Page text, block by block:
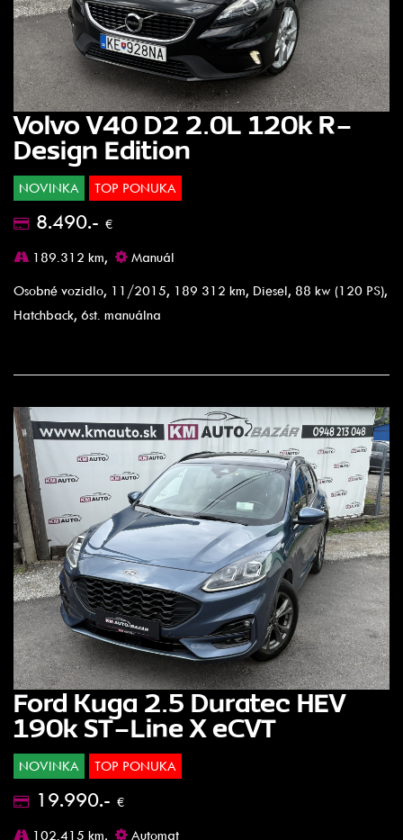
Volvo V40 D2 2.0L 120k R-
Design Edition
NOVINKA TOP PONUKA
8.490.- €
189.312 km,
Manuál
Osobné vozidlo, 11/2015, 189 312 km, Diesel, 88 kw (120 PS),
Hatchback, 6st. manuálna
Ford Kuga 2.5 Duratec HEV
190k ST-Line X eCVT
NOVINKA TOP PONUKA
19.990.- €
102.415 km,
Automat